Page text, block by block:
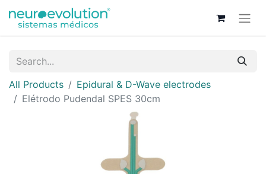
All Products
Epidural & D-Wave electrodes
Elétrodo Pudendal SPES 30cm